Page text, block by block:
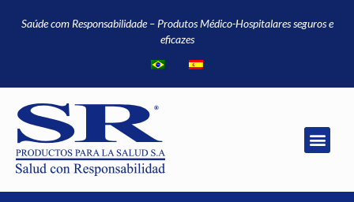
Saúde com Responsabilidade – Produtos Médico-Hospitalares seguros e
eficazes